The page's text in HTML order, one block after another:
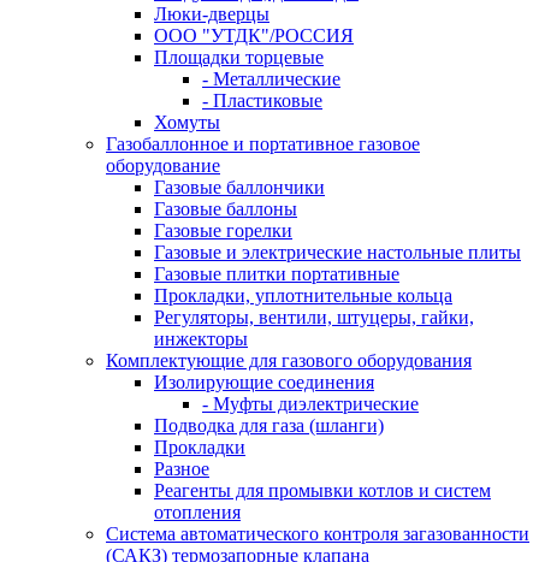
Люки-дверцы
ООО "УТДК"/РОССИЯ
Площадки торцевые
- Металлические
- Пластиковые
Хомуты
Газобаллонное и портативное газовое
оборудование
Газовые баллончики
Газовые баллоны
Газовые горелки
Газовые и электрические настольные плиты
Газовые плитки портативные
Прокладки, уплотнительные кольца
Регуляторы, вентили, штуцеры, гайки,
инжекторы
Комплектующие для газового оборудования
Изолирующие соединения
- Муфты диэлектрические
Подводка для газа (шланги)
Прокладки
Разное
Реагенты для промывки котлов и систем
отопления
Система автоматического контроля загазованности
(САКЗ) термозапорные клапана